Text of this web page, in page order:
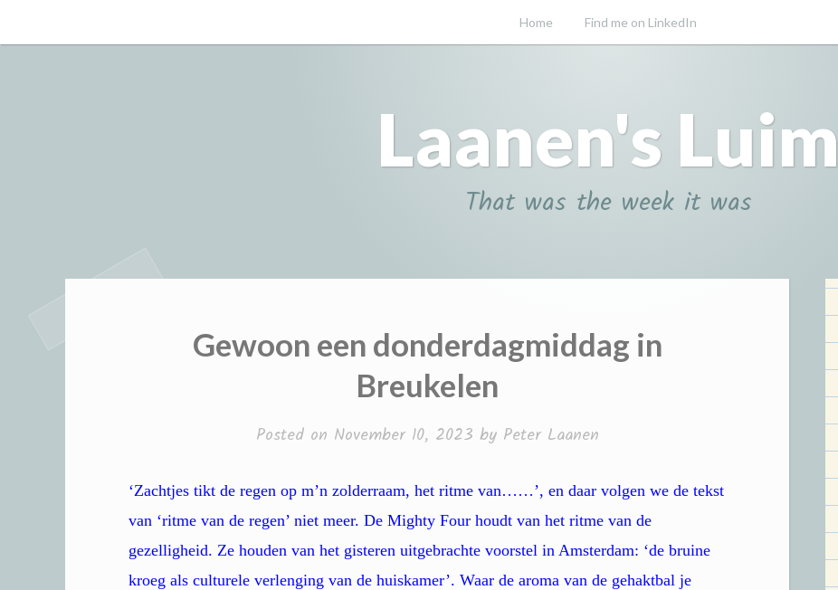
to
Home Find me on LinkedIn
Laanen's Luim
That was the week it was
Gewoon een donderdagmiddag in
Breukelen
Posted on November 10, 2023 by Peter Laanen
‘Zachtjes tikt de regen op m’n zolderraam, het ritme van……’, en daar volgen we de tekst
van ‘ritme van de regen’ niet meer. De Mighty Four houdt van het ritme van de
gezelligheid. Ze houden van het gisteren uitgebrachte voorstel in Amsterdam: ‘de bruine
kroeg als culturele verlenging van de huiskamer’. Waar de aroma van de gehaktbal je